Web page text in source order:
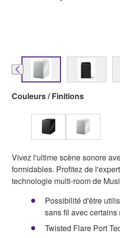
Couleurs / Finitions
Vivez l'ultime scène sonore
formidables. Profitez de
technologie multi-room de
Possibilité d'être
sans fil avec
Twisted Flare Port